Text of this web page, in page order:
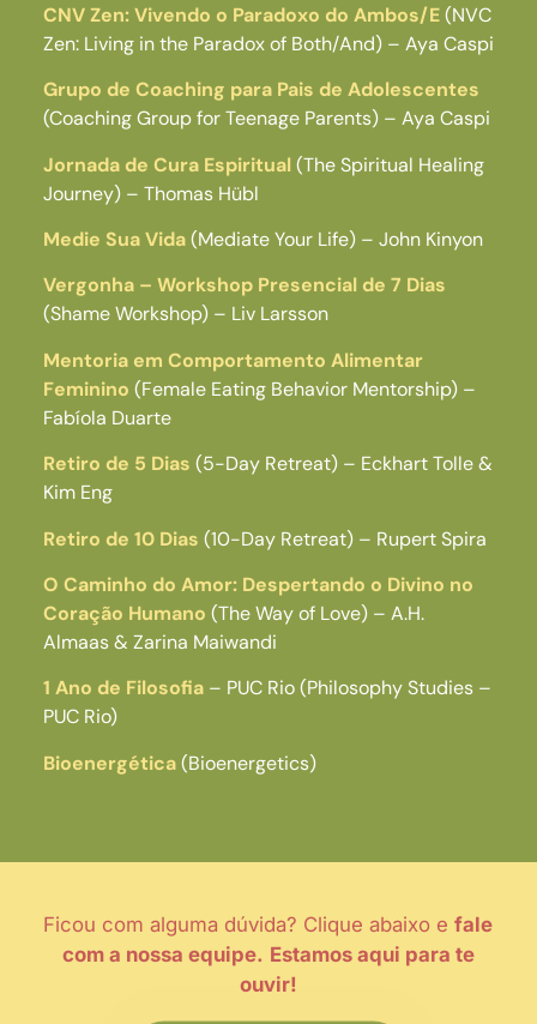
CNV Zen: Vivendo o Paradoxo do Ambos/E(NVC
Zen: Living in the Paradox of Both/And) – Aya Caspi
Grupo de Coaching para Pais de Adolescentes
(Coaching Group for Teenage Parents) – Aya Caspi
Jornada de Cura Espiritual (The Spiritual Healing
Journey) – Thomas Hübl
Medie Sua Vida(Mediate Your Life) – John Kinyon
Vergonha – Workshop Presencial de 7 Dias
(Shame Workshop) – Liv Larsson
Mentoria em Comportamento Alimentar
Feminino (Female Eating Behavior Mentorship) –
Fabíola Duarte
Retiro de 5 Dias (5-Day Retreat) – Eckhart Tolle &
Kim Eng
Retiro de 10 Dias (10-Day Retreat) – Rupert Spira
O Caminho do Amor: Despertando o Divino no
Coração Humano (The Way of Love) – A.H.
Almaas & Zarina Maiwandi
1 Ano de Filosofia– PUC Rio (Philosophy Studies –
PUC Rio)
Bioenergética(Bioenergetics)
Ficou com alguma dúvida? Clique abaixo efale
com a nossa equipe. Estamos aqui para te
ouvir!